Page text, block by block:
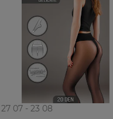
27 07 - 23 08